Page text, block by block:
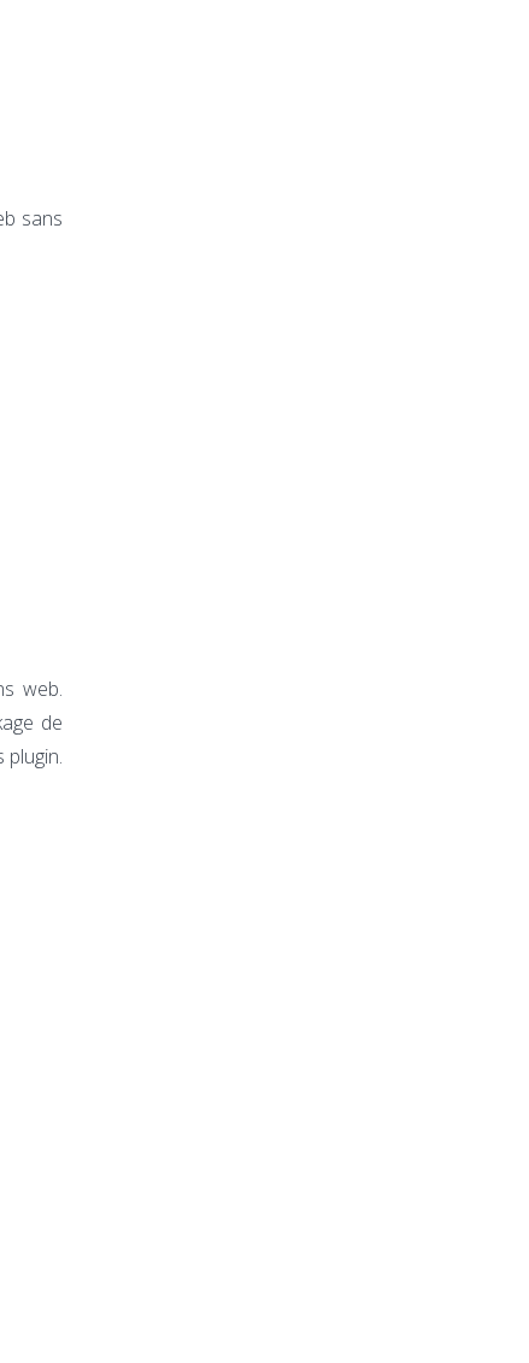
sans
web.
de
plugin.